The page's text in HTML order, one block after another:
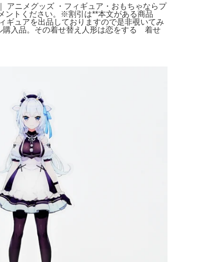
アニメグッズ ・フィギュア・おもちゃならプ
ントください。※割引は**本文がある商品
ュアを出品しておりますので是非覗いてみ
購入品。その着せ替え人形は恋をする 着せ